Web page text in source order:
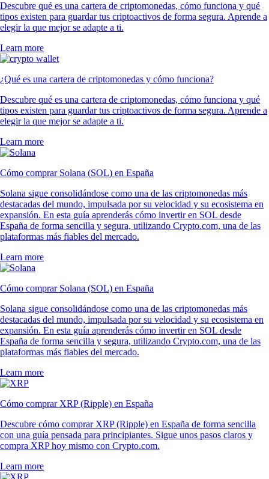
Descubre qué es una cartera de criptomonedas, cómo funciona y qué
tipos existen para guardar tus criptoactivos de forma segura. Aprende a
elegir la que mejor se adapte a ti.
Learn more
¿Qué es una cartera de criptomonedas y cómo funciona?
Descubre qué es una cartera de criptomonedas, cómo funciona y qué
tipos existen para guardar tus criptoactivos de forma segura. Aprende a
elegir la que mejor se adapte a ti.
Learn more
Cómo comprar Solana (SOL) en España
Solana sigue consolidándose como una de las criptomonedas más
destacadas del mundo, impulsada por su velocidad y su ecosistema en
expansión. En esta guía aprenderás cómo invertir en SOL desde
España de forma sencilla y segura, utilizando Crypto.com, una de las
plataformas más fiables del mercado.
Learn more
Cómo comprar Solana (SOL) en España
Solana sigue consolidándose como una de las criptomonedas más
destacadas del mundo, impulsada por su velocidad y su ecosistema en
expansión. En esta guía aprenderás cómo invertir en SOL desde
España de forma sencilla y segura, utilizando Crypto.com, una de las
plataformas más fiables del mercado.
Learn more
Cómo comprar XRP (Ripple) en España
Descubre cómo comprar XRP (Ripple) en España de forma sencilla
con una guía pensada para principiantes. Sigue unos pasos claros y
compra XRP hoy mismo con Crypto.com.
Learn more